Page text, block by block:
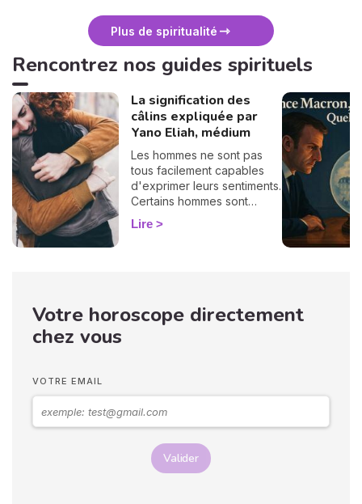
énergétiquement et
intérieur. 🛡️🌒
Plus de spiritualité
Rencontrez nos guides spirituels
La signification des
câlins expliquée par
Yano Eliah, médium
Les hommes ne sont pas
tous facilement capables
d'exprimer leurs sentiments.
Certains hommes sont
habitués à contrôler leurs
sentiments, par conséquent
langage corporel, vous
pouvez déchiffrer ses
Lire
Votre horoscope directement
chez vous
VOTRE EMAIL
Valider